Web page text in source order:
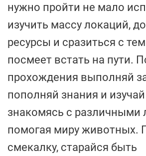
нужно пройти не мало
изучить массу локаций,
ресурсы и сразиться с
посмеет встать на пути.
прохождения выполняй
пополняй знания и
знакомясь с различными
помогая миру животных.
смекалку, старайся быть